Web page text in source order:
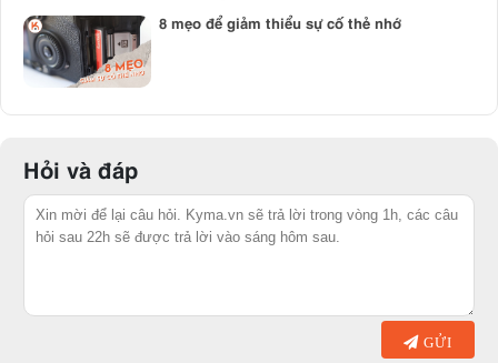
8 mẹo để giảm thiểu sự cố thẻ nhớ
Hỏi và đáp
GỬI